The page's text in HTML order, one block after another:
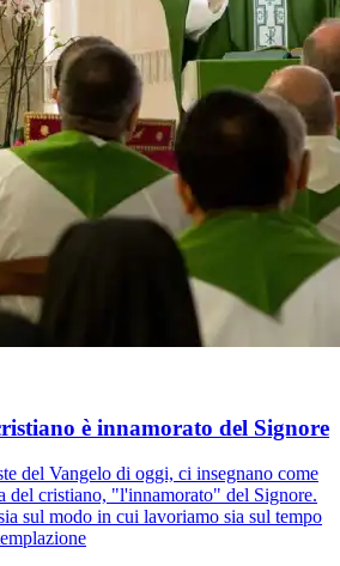
è innamorato del Signore
del Vangelo di oggi, ci insegnano come
del cristiano, "l'innamorato" del Signore.
sul modo in cui lavoriamo sia sul tempo